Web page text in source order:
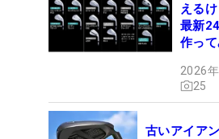
える
最新
作っ
2026
25
古いアイア